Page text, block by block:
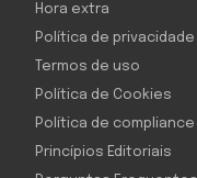
Hora extra
Política de privacidade
Termos de uso
Política de Cookies
Política de compliance
Princípios Editoriais